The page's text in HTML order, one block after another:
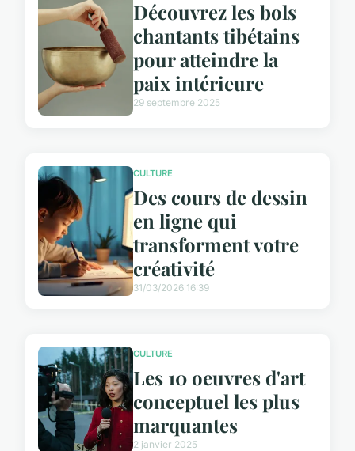
Découvrez les bols
chantants tibétains
pour atteindre la
paix intérieure
29 septembre 2025
CULTURE
Des cours de dessin
en ligne qui
transforment votre
créativité
31/03/2026 16:39
CULTURE
Les 10 oeuvres d'art
conceptuel les plus
marquantes
2 janvier 2025